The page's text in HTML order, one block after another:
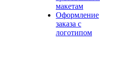
макетам
Оформление
заказа с
логотипом